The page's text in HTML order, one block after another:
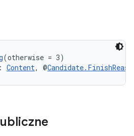
(otherwise = 3)
Content, @